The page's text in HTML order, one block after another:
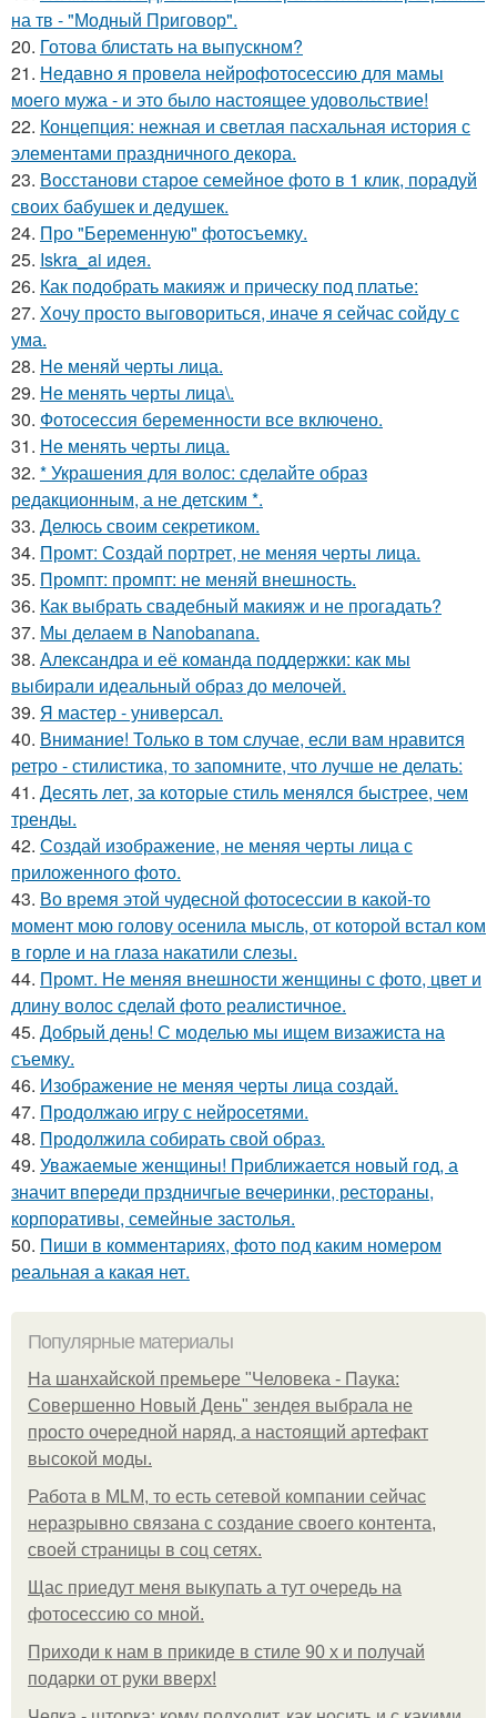
на тв - "Модный Приговор".
20. Готова блистать на выпускном?
21. Недавно я провела нейрофотосессию для мамы
моего мужа - и это было настоящее удовольствие!
22. Концепция: нежная и светлая пасхальная история с
элементами праздничного декора.
23. Восстанови старое семейное фото в 1 клик, порадуй
своих бабушек и дедушек.
24. Про "Беременную" фотосъемку.
25. Iskra_ai идея.
26. Как подобрать макияж и прическу под платье:
27. Хочу просто выговориться, иначе я сейчас сойду с
ума.
28. Не меняй черты лица.
29. Не менять черты лица\.
30. Фотосессия беременности все включено.
31. Не менять черты лица.
32. * Украшения для волос: сделайте образ
редакционным, а не детским *.
33. Делюсь своим секретиком.
34. Промт: Создай портрет, не меняя черты лица.
35. Промпт: промпт: не меняй внешность.
36. Как выбрать свадебный макияж и не прогадать?
37. Мы делаем в Nanobanana.
38. Александра и её команда поддержки: как мы
выбирали идеальный образ до мелочей.
39. Я мастер - универсал.
40. Внимание! Только в том случае, если вам нравится
ретро - стилистика, то запомните, что лучше не делать:
41. Десять лет, за которые стиль менялся быстрее, чем
тренды.
42. Создай изображение, не меняя черты лица с
приложенного фото.
43. Во время этой чудесной фотосессии в какой-то
момент мою голову осенила мысль, от которой встал ком
в горле и на глаза накатили слезы.
44. Промт. Не меняя внешности женщины с фото, цвет и
длину волос сделай фото реалистичное.
45. Добрый день! С моделью мы ищем визажиста на
съемку.
46. Изображение не меняя черты лица создай.
47. Продолжаю игру с нейросетями.
48. Продолжила собирать свой образ.
49. Уважаемые женщины! Приближается новый год, а
значит впереди прздничгые вечеринки, рестораны,
корпоративы, семейные застолья.
50. Пиши в комментариях, фото под каким номером
реальная а какая нет.
Популярные материалы
На шанхайской премьере "Человека - Паука:
Совершенно Новый День" зендея выбрала не
просто очередной наряд, а настоящий артефакт
высокой моды.
Работа в MLM, то есть сетевой компании сейчас
неразрывно связана с создание своего контента,
своей страницы в соц сетях.
Щас приедут меня выкупать а тут очередь на
фотосессию со мной.
Приходи к нам в прикиде в стиле 90 х и получай
подарки от руки вверх!